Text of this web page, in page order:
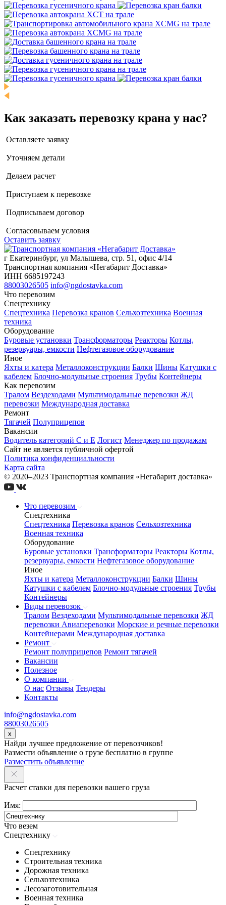
Как заказать перевозку крана у нас?
Оставляете заявку
Уточняем детали
Делаем расчет
Приступаем к перевозке
Подписываем договор
Согласовываем условия
Оставить заявку
г Екатеринбург, ул Малышева, стр. 51, офис 4/14
Транспортная компания «Негабарит Доставка»
ИНН 6685197243
88003026505 info@ngdostavka.com
Что перевозим
Спецтехнику
Спецтехника Перевозка кранов Сельхозтехника Военная
техника
Оборудование
Буровые установки Трансформаторы Реакторы Котлы,
резервуары, емкости Нефтегазовое оборудование
Иное
Яхты и катера Металлоконструкции Балки Шины Катушки с
кабелем Блочно-модульные строения Трубы Контейнеры
Как перевозим
Тралом Вездеходами Мультимодальные перевозки ЖД
перевозки Международная доставка
Ремонт
Тягачей Полуприцепов
Вакансии
Водитель категорий С и Е Логист Менеджер по продажам
Сайт не является публичной офертой
Политика конфиденциальности
Карта сайта
© 2020–2023 Транспортная компания «Негабарит доставка»
Что перевозим
Спецтехника
Спецтехника Перевозка кранов Сельхозтехника
Военная техника
Оборудование
Буровые установки Трансформаторы Реакторы Котлы,
резервуары, емкости Нефтегазовое оборудование
Иное
Яхты и катера Металлоконструкции Балки Шины
Катушки с кабелем Блочно-модульные строения Трубы
Контейнеры
Виды перевозок
Тралом Вездеходами Мультимодальные перевозки ЖД
перевозки Авиаперевозки Морские и речные перевозки
Контейнерами Международная доставка
Ремонт
Ремонт полуприцепов Ремонт тягачей
Вакансии
Полезное
О компании
О нас Отзывы Тендеры
Контакты
info@ngdostavka.com
88003026505
x
Найди лучшее предложение от перевозчиков!
Размести объявление о грузе бесплатно в группе
Разместить объявление
Расчет ставки для перевозки вашего груза
Имя:
Что везем
Спецтехнику
Спецтехнику
Строительная техника
Дорожная техника
Сельхозтехника
Лесозаготовительная
Военная техника